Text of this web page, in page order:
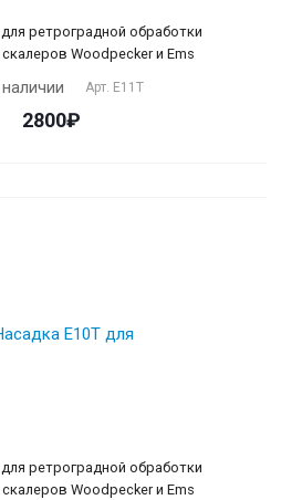
ретроградной обработки
Woodpecker и Ems
Арт. Е11Т
2800₽
ретроградной обработки
Woodpecker и Ems